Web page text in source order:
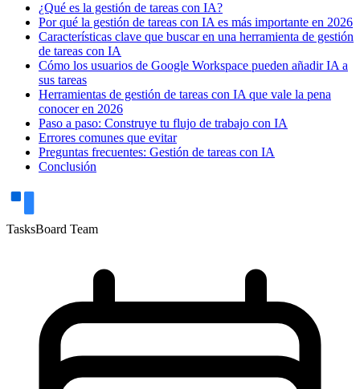
¿Qué es la gestión de tareas con IA?
Por qué la gestión de tareas con IA es más importante en 2026
Características clave que buscar en una herramienta de gestión
de tareas con IA
Cómo los usuarios de Google Workspace pueden añadir IA a
sus tareas
Herramientas de gestión de tareas con IA que vale la pena
conocer en 2026
Paso a paso: Construye tu flujo de trabajo con IA
Errores comunes que evitar
Preguntas frecuentes: Gestión de tareas con IA
Conclusión
TasksBoard Team